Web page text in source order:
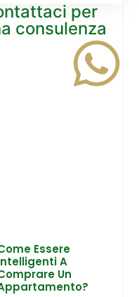
per
consulenza
Essere
A
Un